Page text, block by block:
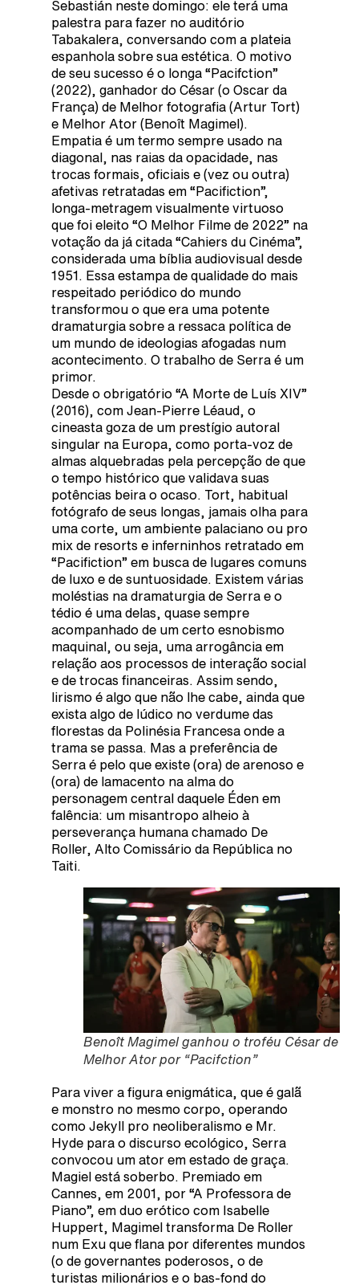
Sebastián neste domingo: ele terá uma
palestra para fazer no auditório
Tabakalera, conversando com a plateia
espanhola sobre sua estética. O motivo
de seu sucesso é o longa “Pacifction”
(2022), ganhador do César (o Oscar da
França) de Melhor fotografia (Artur Tort)
e Melhor Ator (Benoît Magimel).
Empatia é um termo sempre usado na
diagonal, nas raias da opacidade, nas
trocas formais, oficiais e (vez ou outra)
afetivas retratadas em “Pacifiction”,
longa-metragem visualmente virtuoso
que foi eleito “O Melhor Filme de 2022” na
votação da já citada “Cahiers du Cinéma”,
considerada uma bíblia audiovisual desde
1951. Essa estampa de qualidade do mais
respeitado periódico do mundo
transformou o que era uma potente
dramaturgia sobre a ressaca política de
um mundo de ideologias afogadas num
acontecimento. O trabalho de Serra é um
primor.
Desde o obrigatório “A Morte de Luís XIV”
(2016), com Jean-Pierre Léaud, o
cineasta goza de um prestígio autoral
singular na Europa, como porta-voz de
almas alquebradas pela percepção de que
o tempo histórico que validava suas
potências beira o ocaso. Tort, habitual
fotógrafo de seus longas, jamais olha para
uma corte, um ambiente palaciano ou pro
mix de resorts e inferninhos retratado em
“Pacifiction” em busca de lugares comuns
de luxo e de suntuosidade. Existem várias
moléstias na dramaturgia de Serra e o
tédio é uma delas, quase sempre
acompanhado de um certo esnobismo
maquinal, ou seja, uma arrogância em
relação aos processos de interação social
e de trocas financeiras. Assim sendo,
lirismo é algo que não lhe cabe, ainda que
exista algo de lúdico no verdume das
florestas da Polinésia Francesa onde a
trama se passa. Mas a preferência de
Serra é pelo que existe (ora) de arenoso e
(ora) de lamacento na alma do
personagem central daquele Éden em
falência: um misantropo alheio à
perseverança humana chamado De
Roller, Alto Comissário da República no
Taiti.
Benoît Magimel ganhou o troféu César de
Melhor Ator por “Pacifction”
Para viver a figura enigmática, que é galã
e monstro no mesmo corpo, operando
como Jekyll pro neoliberalismo e Mr.
Hyde para o discurso ecológico, Serra
convocou um ator em estado de graça.
Magiel está soberbo. Premiado em
Cannes, em 2001, por “A Professora de
Piano”, em duo erótico com Isabelle
Huppert, Magimel transforma De Roller
num Exu que flana por diferentes mundos
(o de governantes poderosos, o de
turistas milionários e o bas-fond do